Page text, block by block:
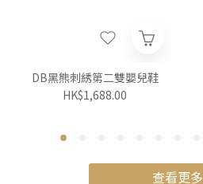
DB黑熊刺綉第二雙嬰兒鞋
HK$1,688.00
查看更多